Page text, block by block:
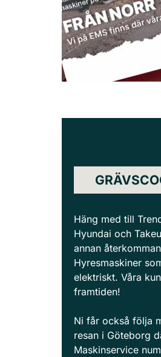
Häng med till
Hyundai och
annan
Hyresmaskiner
elektriskt. Våra
framtiden!
Ni får också följa
resan i Göteborg
Maskinservice